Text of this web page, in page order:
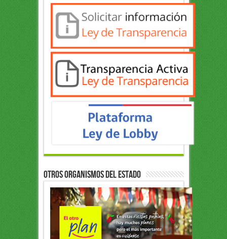
OTROS ORGANISMOS DEL ESTADO